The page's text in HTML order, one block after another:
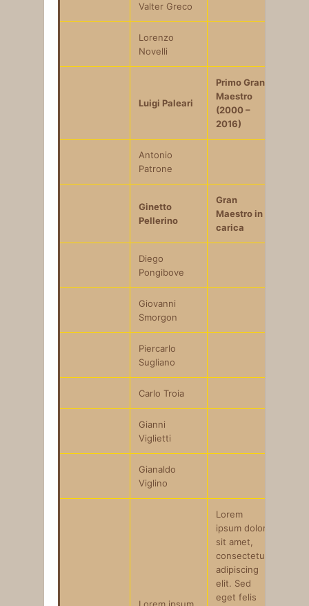
Valter Greco
Lorenzo
Novelli
Luigi Paleari
Primo Gran
Maestro
(2000 –
2016)
Antonio
Patrone
Ginetto
Pellerino
Gran
Maestro in
carica
Diego
Pongibove
Giovanni
Smorgon
Piercarlo
Sugliano
Carlo Troia
Gianni
Viglietti
Gianaldo
Viglino
Lorem
ipsum dolor
sit amet,
consectetur
adipiscing
elit. Sed
eget felis